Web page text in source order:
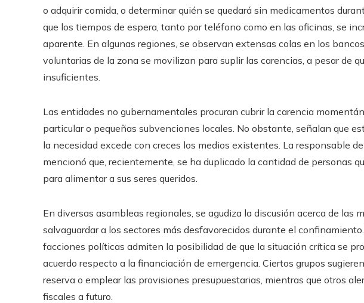
o adquirir comida, o determinar quién se quedará sin medicamentos
que los tiempos de espera, tanto por teléfono como en las oficinas, se
aparente. En algunas regiones, se observan extensas colas en los
voluntarias de la zona se movilizan para suplir las carencias, a pesar de
insuficientes.
Las entidades no gubernamentales procuran cubrir la carencia
particular o pequeñas subvenciones locales. No obstante, señalan que
la necesidad excede con creces los medios existentes. La responsable
mencionó que, recientemente, se ha duplicado la cantidad de personas
para alimentar a sus seres queridos.
En diversas asambleas regionales, se agudiza la discusión acerca de las
salvaguardar a los sectores más desfavorecidos durante el
facciones políticas admiten la posibilidad de que la situación crítica se
acuerdo respecto a la financiación de emergencia. Ciertos grupos
reserva o emplear las provisiones presupuestarias, mientras que otros
fiscales a futuro.